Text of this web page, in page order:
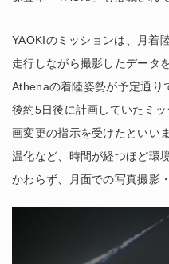
YAOKIのミッションは、月着
走行しながら撮影したデータ
Athenaの着陸姿勢が予定通り
後約5日後に計画していたミ
画変更の指示を受けたといい
温化など、時間が経つほど環
かわらず、月面での写真撮影